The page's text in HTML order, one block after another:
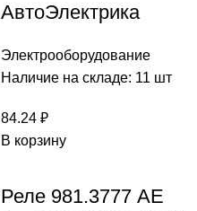
АвтоЭлектрика
Электрооборудование
Наличие на складе: 11 шт
84.24 ₽
В корзину
Реле 981.3777 АЕ